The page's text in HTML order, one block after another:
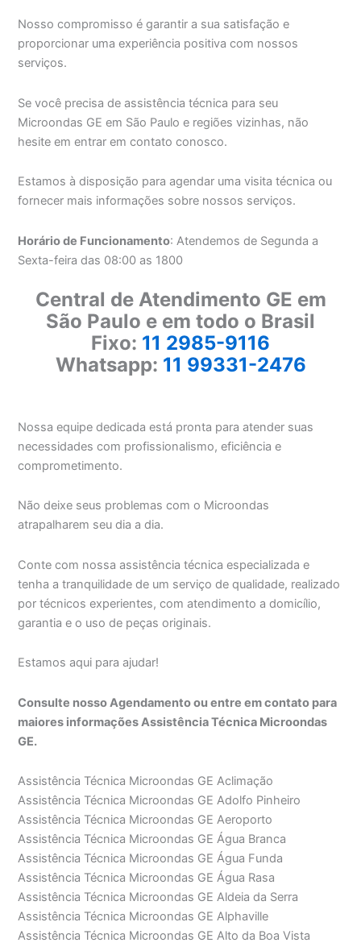
Nosso compromisso é garantir a sua satisfação e
proporcionar uma experiência positiva com nossos
serviços.
Se você precisa de assistência técnica para seu
Microondas GE em São Paulo e regiões vizinhas, não
hesite em entrar em contato conosco.
Estamos à disposição para agendar uma visita técnica ou
fornecer mais informações sobre nossos serviços.
Horário de Funcionamento: Atendemos de Segunda a
Sexta-feira das 08:00 as 1800
Central de Atendimento GE em
São Paulo e em todo o Brasil
Fixo: 11 2985-9116
Whatsapp: 11 99331-2476
Nossa equipe dedicada está pronta para atender suas
necessidades com profissionalismo, eficiência e
comprometimento.
Não deixe seus problemas com o Microondas
atrapalharem seu dia a dia.
Conte com nossa assistência técnica especializada e
tenha a tranquilidade de um serviço de qualidade, realizado
por técnicos experientes, com atendimento a domicílio,
garantia e o uso de peças originais.
Estamos aqui para ajudar!
Consulte nosso Agendamento ou entre em contato para
maiores informações Assistência Técnica Microondas
GE.
Assistência Técnica Microondas GE Aclimação
Assistência Técnica Microondas GE Adolfo Pinheiro
Assistência Técnica Microondas GE Aeroporto
Assistência Técnica Microondas GE Água Branca
Assistência Técnica Microondas GE Água Funda
Assistência Técnica Microondas GE Água Rasa
Assistência Técnica Microondas GE Aldeia da Serra
Assistência Técnica Microondas GE Alphaville
Assistência Técnica Microondas GE Alto da Boa Vista